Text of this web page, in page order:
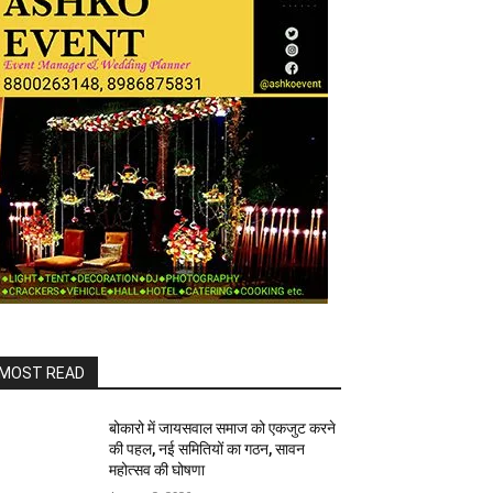
READ
बोकारो में जायसवाल समाज को एकजुट करने
की पहल, नई समितियों का गठन, सावन
महोत्सव की घोषणा